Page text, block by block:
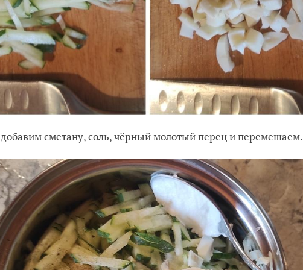
сметану, соль, чёрный молотый перец и перемешаем.